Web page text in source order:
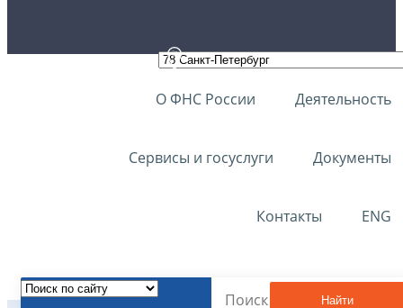
О ФНС России Деятельность
Сервисы и госуслуги Документы
Контакты ENG
Найти